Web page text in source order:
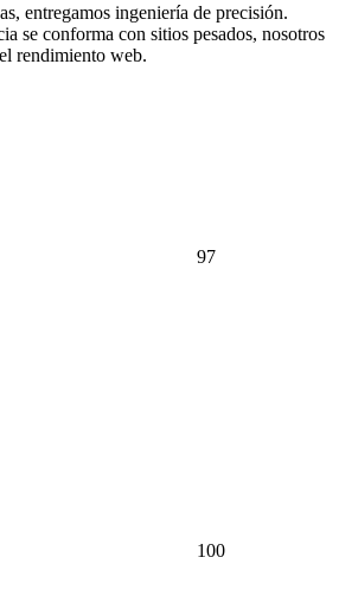
entregamos ingeniería de precisión.
se conforma con sitios pesados, nosotros
rendimiento web.
97
100